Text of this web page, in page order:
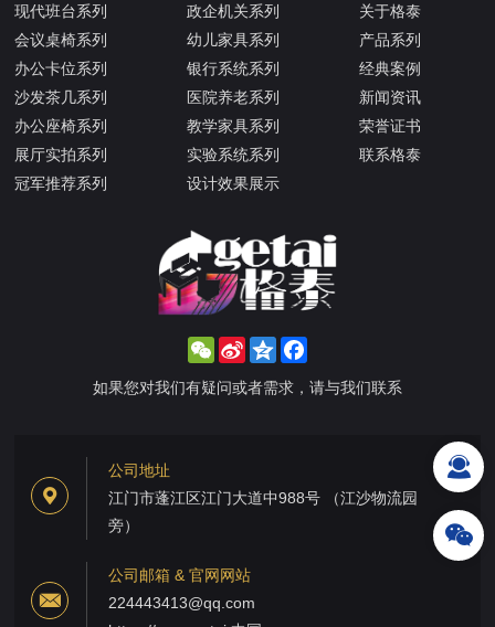
现代班台系列
会议桌椅系列
办公卡位系列
沙发茶几系列
办公座椅系列
展厅实拍系列
冠军推荐系列
政企机关系列
幼儿家具系列
银行系统系列
医院养老系列
教学家具系列
实验系统系列
设计效果展示
关于格泰
产品系列
经典案例
新闻资讯
荣誉证书
联系格泰
WeChat
Sina
Weibo
Qzone
如果您对我们有疑问或者需求，请与我们联系
公司地址
江门市蓬江区江门大道中988号 （江沙物流园
旁）
公司邮箱 & 官网网站
224443413@qq.com